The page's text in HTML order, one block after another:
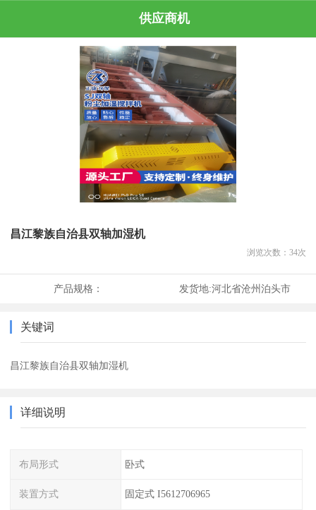
供应商机
昌江黎族自治县双轴加湿机
浏览次数： 34次
产品规格： 发货地:河北省沧州泊头市
关键词
昌江黎族自治县双轴加湿机
详细说明
布局形式 卧式
装置方式 固定式 I5612706965